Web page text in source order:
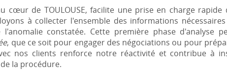
cœur de TOULOUSE, facilite une prise en charge
à collecter l'ensemble des informations
constatée. Cette première phase d'analyse
, que ce soit pour engager des négociations ou pour
nos clients renforce notre réactivité et contribue à
la procédure.